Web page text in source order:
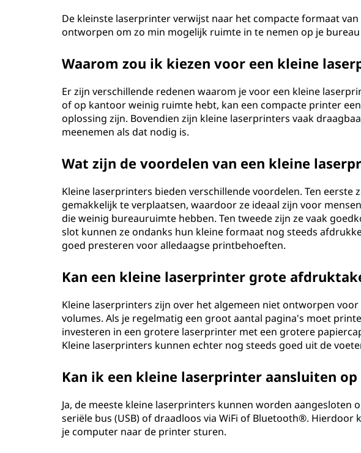
De kleinste laserprinter verwijst naar het compacte formaat
ontworpen om zo min mogelijk ruimte in te nemen op je
Waarom zou ik kiezen voor een kleine
Er zijn verschillende redenen waarom je voor een kleine
of op kantoor weinig ruimte hebt, kan een compacte printer
oplossing zijn. Bovendien zijn kleine laserprinters vaak
meenemen als dat nodig is.
Wat zijn de voordelen van een kleine
Kleine laserprinters bieden verschillende voordelen. Ten eerste
gemakkelijk te verplaatsen, waardoor ze ideaal zijn voor
die weinig bureauruimte hebben. Ten tweede zijn ze vaak
slot kunnen ze ondanks hun kleine formaat nog steeds
goed presteren voor alledaagse printbehoeften.
Kan een kleine laserprinter grote
Kleine laserprinters zijn over het algemeen niet ontworpen
volumes. Als je regelmatig een groot aantal pagina's moet
investeren in een grotere laserprinter met een grotere
Kleine laserprinters kunnen echter nog steeds goed uit de
Kan ik een kleine laserprinter aansluiten
Ja, de meeste kleine laserprinters kunnen worden aangesloten
seriële bus (USB) of draadloos via WiFi of Bluetooth®. Hierdoor
je computer naar de printer sturen.